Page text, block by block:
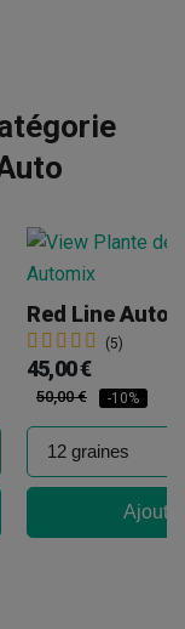
Red Line
(5)
45,00 €
50,00 € -10%